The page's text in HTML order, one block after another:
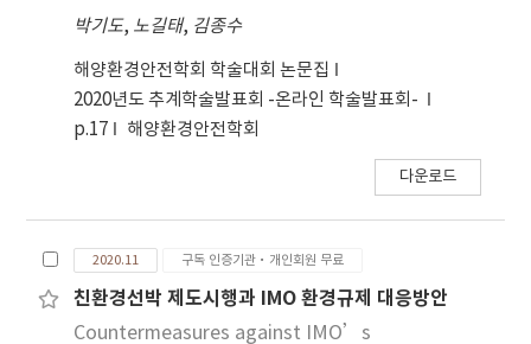
박기도, 노길태, 김종수
해양환경안전학회 학술대회 논문집
2020년도 추계학술발표회 -온라인 학술발표회-
p.17
해양환경안전학회
다운로드
2020.11 구독 인증기관·개인회원 무료
친환경선박 제도시행과 IMO 환경규제 대응방안
Countermeasures against IMO’s